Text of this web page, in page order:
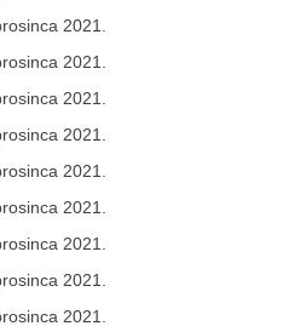
2021.
2021.
2021.
2021.
2021.
2021.
2021.
2021.
2021.